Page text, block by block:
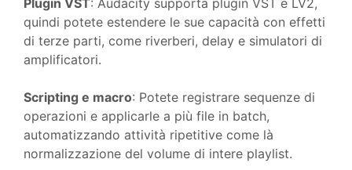
Plugin VST: Audacity supporta plugin VST e LV2,
quindi potete estendere le sue capacità con effetti
di terze parti, come riverberi, delay e simulatori di
amplificatori.
Scripting e macro: Potete registrare sequenze di
operazioni e applicarle a più file in batch,
automatizzando attività ripetitive come là
normalizzazione del volume di intere playlist.